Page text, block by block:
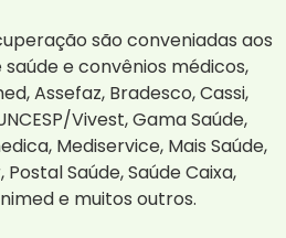
são conveniadas aos
e convênios médicos,
Assefaz, Bradesco, Cassi,
Vivest, Gama Saúde,
Mediservice, Mais Saúde,
Postal Saúde, Saúde Caixa,
e muitos outros.